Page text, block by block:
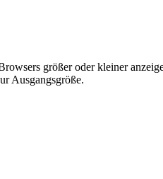
größer oder kleiner
Ausgangsgröße.